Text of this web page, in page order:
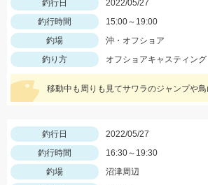
釣行日
2022/05/27
釣行時間
15:00～19:00
釣場
沖・オフショア
釣り方
オフショアキャスティング
移動中も周りも見てサワラのジャンプや鳥
釣行日
2022/05/27
釣行時間
16:30～19:30
釣場
沼津周辺